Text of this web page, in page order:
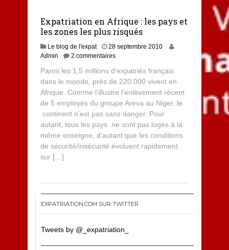
Expatriation en Afrique : les pays et
les zones les plus risqués
Le blog de l'expat
28 septembre 2010
Admin
2 commentaires
Parmi les 1,5 millions d’expatriés français
dans le monde, près de 220.000 vivent en
Afrique. Comme l’illustre l’enlèvement récent
de 5 employés du groupe Areva au Niger, le
continent n’est pas sans danger. Pour
autant, tous les pays ne sont pas logés à la
même enseigne, d’autant que les conditions
de sécurité/insécurité évoluent rapidement
sur […]
EXPATRIATION.COM SUR TWITTER
Tweets by @_expatriation_